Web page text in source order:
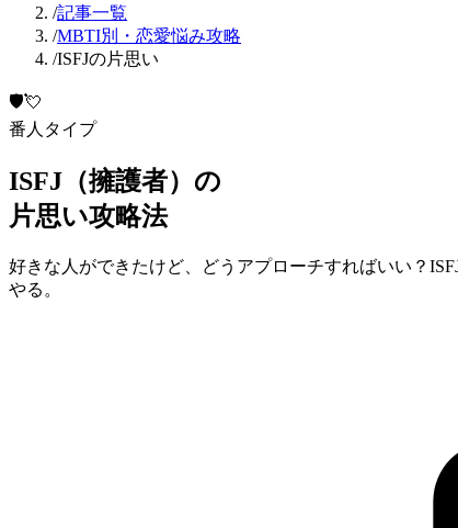
/記事一覧
/MBTI別・恋愛悩み攻略
/ISFJの片思い
🛡️💘
番人 タイプ
ISFJ （擁護者）の
片思い攻略法
好きな人ができたけど、どうアプローチすればいい？
やる。